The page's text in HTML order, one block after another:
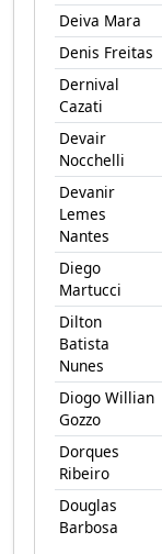
Deiva Mara
Denis Freitas
Dernival
Cazati
Devair
Nocchelli
Devanir
Lemes
Nantes
Diego
Martucci
Dilton
Batista
Nunes
Diogo Willian
Gozzo
Dorques
Ribeiro
Douglas
Barbosa